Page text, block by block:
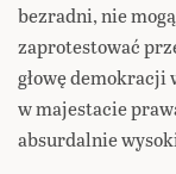
bezradni, nie
zaprotestować
głowę demokracji
w majestacie
absurdalnie